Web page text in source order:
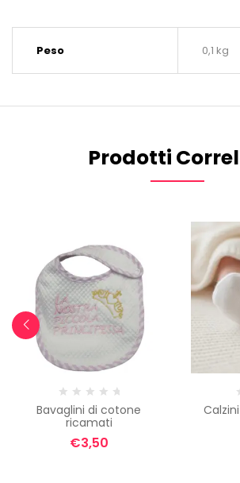
Peso 0,1 kg
Prodotti
Bavaglini di cotone
ricamati
€3,50